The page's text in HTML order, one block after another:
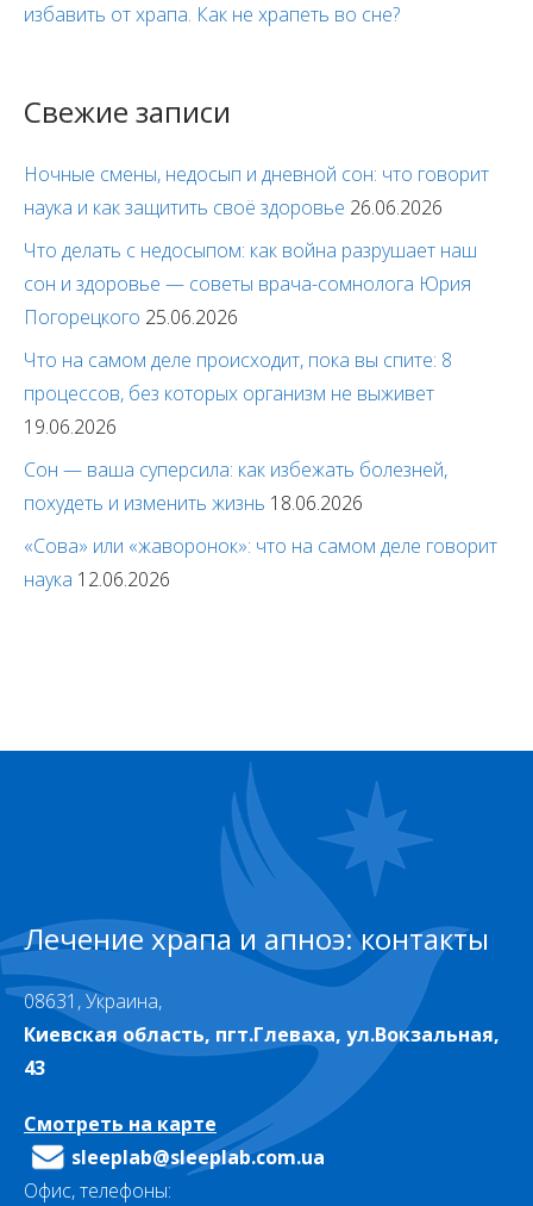
избавить от храпа. Как не храпеть во сне?
Свежие записи
Ночные смены, недосып и дневной сон: что говорит
наука и как защитить своё здоровье 26.06.2026
Что делать с недосыпом: как война разрушает наш
сон и здоровье — советы врача-сомнолога Юрия
Погорецкого 25.06.2026
Что на самом деле происходит, пока вы спите: 8
процессов, без которых организм не выживет
19.06.2026
Сон — ваша суперсила: как избежать болезней,
похудеть и изменить жизнь 18.06.2026
«Сова» или «жаворонок»: что на самом деле говорит
наука 12.06.2026
Лечение храпа и апноэ: контакты
08631, Украина,
Киевская область, пгт.Глеваха, ул.Вокзальная,
43
Смотреть на карте
sleeplab@sleeplab.com.ua
Офис, телефоны: